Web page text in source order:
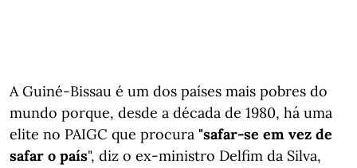
A Guiné-Bissau é um dos países mais pobres do
mundo porque, desde a década de 1980, há uma
elite no PAIGC que procura "safar-se em vez de
safar o país", diz o ex-ministro Delfim da Silva,